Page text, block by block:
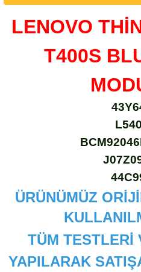
LENOVO
T400S
ÜRÜNÜMÜZ
TÜM TESTLERİ
YAPILARAK